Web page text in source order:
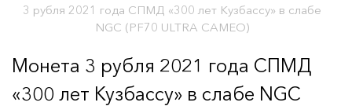
3 рубля 2021 года СПМД «300 лет Кузбассу» в слабе
NGC (PF70 ULTRA CAMEO)
Монета 3 рубля 2021 года СПМД
«300 лет Кузбассу» в слабе NGC